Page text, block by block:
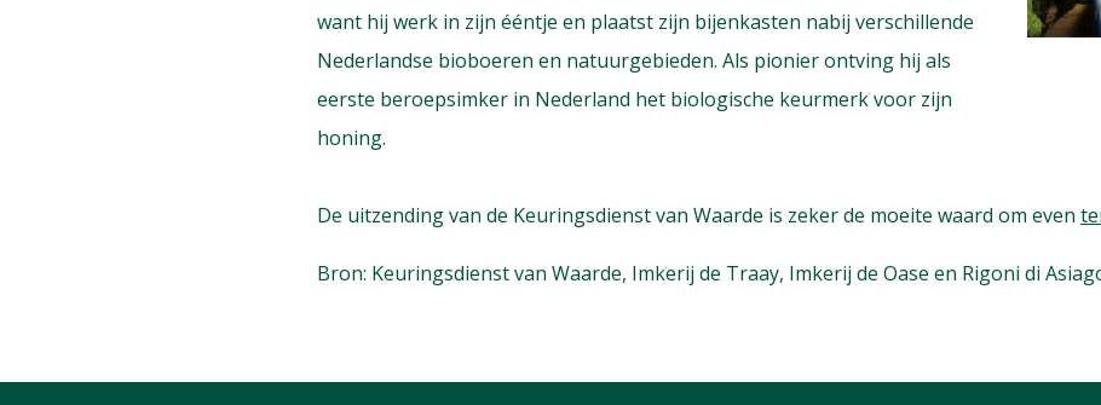
want hij werk in zijn ééntje en plaatst zijn bijenkasten nabij verschillende
Nederlandse bioboeren en natuurgebieden. Als pionier ontving hij als
eerste beroepsimker in Nederland het biologische keurmerk voor zijn
honing.
De uitzending van de Keuringsdienst van Waarde is zeker de moeite waard om even
Bron: Keuringsdienst van Waarde, Imkerij de Traay, Imkerij de Oase en Rigoni di